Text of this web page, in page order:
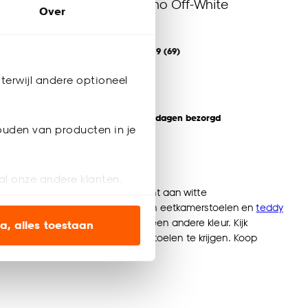
Over
andere optioneel
van producten in je
onze andere klanten.
om alleen de
alles toestaan
Stoel Bolzano Off-White
4.9 (69)
65.
-
Binnen 2-3 werkdagen bezorgd
hierom een groot assortiment aan witte
Er zijn bijvoorbeeld metalen eetkamerstoelen enteddy
met eetkamerstoelen van een andere kleur. Kijk
combinatie aan eetkamerstoelen te krijgen. Koop